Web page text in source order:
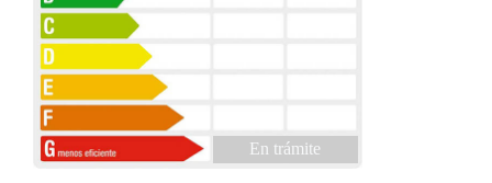
En trámite